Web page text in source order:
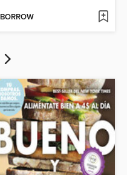
BORROW